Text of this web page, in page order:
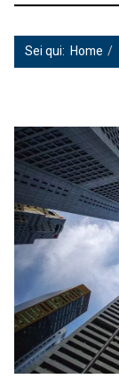
Sei qui: Home